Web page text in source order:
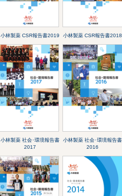
小林製薬 CSR報告書2019 小林製薬 CSR報告書2018
小林製薬 社会･環境報告書
2017
小林製薬 社会･環境報告書
2016